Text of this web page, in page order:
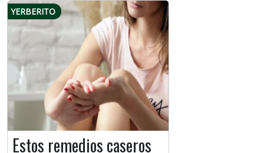
YERBERITO
Estos remedios caseros